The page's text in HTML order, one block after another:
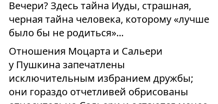
Вечери? Здесь тайна Иуды, страшная,
черная тайна человека, которому «лучше
было бы не родиться»...
Отношения Моцарта и Сальери
у Пушкина запечатлены
исключительным избранием дружбы;
они гораздо отчетливей обрисованы